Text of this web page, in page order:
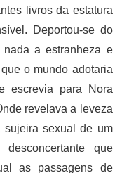
livros da estatura
Deportou-se do
a estranheza e
o mundo adotaria
escrevia para Nora
revelava a leveza
sexual de um
que
as passagens de